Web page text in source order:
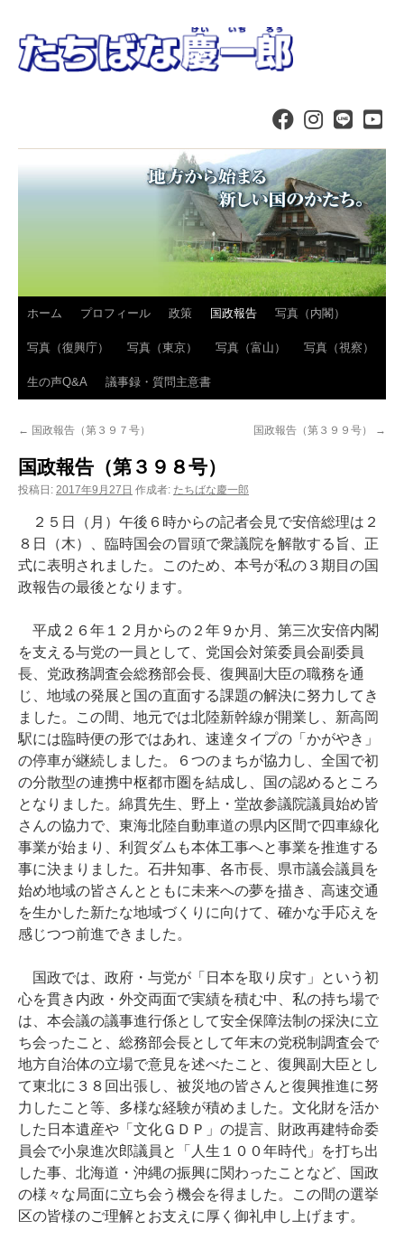
コ
ン
テ
へ
ス
キ
ッ
プ
ホーム プロフィール 政策 国政報告 写真（内閣）
写真（復興庁） 写真（東京） 写真（富山） 写真（視察）
生の声Q&A 議事録・質問主意書
← 国政報告（第３９７号） 国政報告（第３９９号） →
国政報告（第３９８号）
投稿日: 2017年9月27日 作成者: たちばな慶一郎
２５日（月）午後６時からの記者会見で安倍総理は２
８日（木）、臨時国会の冒頭で衆議院を解散する旨、正
式に表明されました。このため、本号が私の３期目の国
政報告の最後となります。
平成２６年１２月からの２年９か月、第三次安倍内閣
を支える与党の一員として、党国会対策委員会副委員
長、党政務調査会総務部会長、復興副大臣の職務を通
じ、地域の発展と国の直面する課題の解決に努力してき
ました。この間、地元では北陸新幹線が開業し、新高岡
駅には臨時便の形ではあれ、速達タイプの「かがやき」
の停車が継続しました。６つのまちが協力し、全国で初
の分散型の連携中枢都市圏を結成し、国の認めるところ
となりました。綿貫先生、野上・堂故参議院議員始め皆
さんの協力で、東海北陸自動車道の県内区間で四車線化
事業が始まり、利賀ダムも本体工事へと事業を推進する
事に決まりました。石井知事、各市長、県市議会議員を
始め地域の皆さんとともに未来への夢を描き、高速交通
を生かした新たな地域づくりに向けて、確かな手応えを
感じつつ前進できました。
国政では、政府・与党が「日本を取り戻す」という初
心を貫き内政・外交両面で実績を積む中、私の持ち場で
は、本会議の議事進行係として安全保障法制の採決に立
ち会ったこと、総務部会長として年末の党税制調査会で
地方自治体の立場で意見を述べたこと、復興副大臣とし
て東北に３８回出張し、被災地の皆さんと復興推進に努
力したこと等、多様な経験が積めました。文化財を活か
した日本遺産や「文化ＧＤＰ」の提言、財政再建特命委
員会で小泉進次郎議員と「人生１００年時代」を打ち出
した事、北海道・沖縄の振興に関わったことなど、国政
の様々な局面に立ち会う機会を得ました。この間の選挙
区の皆様のご理解とお支えに厚く御礼申し上げます。